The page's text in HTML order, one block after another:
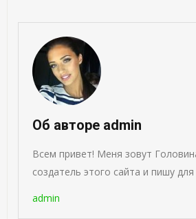
Об авторе admin
Всем привет! Меня зовут
создатель этого сайта и пишу
admin